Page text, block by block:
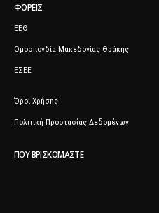
ΦΟΡΕΊΣ
ΕΕΘ
Ομοσπονδία Μακεδονίας Θράκης
ΕΣΕΕ
Όροι Χρήσης
Πολιτική Προστασίας Δεδομένων
ΠΟΥ ΒΡΙΣΚΌΜΑΣΤΕ